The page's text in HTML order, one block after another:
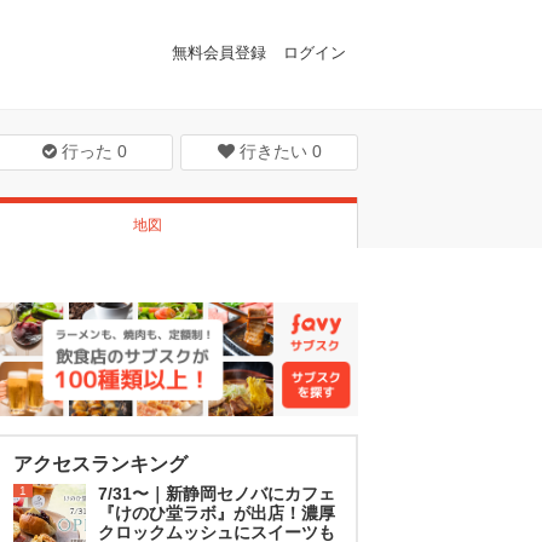
無料会員登録 ログイン
行った 0 行きたい 0
地図
アクセスランキング
1
7/31〜｜新静岡セノバにカフェ
『けのひ堂ラボ』が出店！濃厚
クロックムッシュにスイーツも